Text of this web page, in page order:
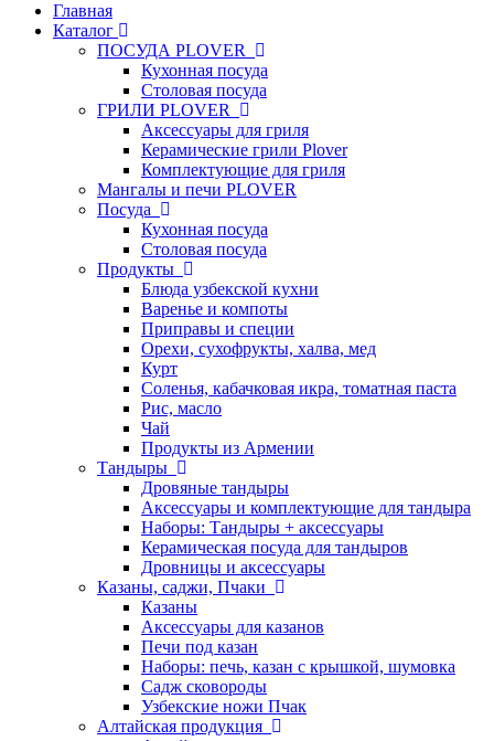
Главная
Каталог
ПОСУДА PLOVER
Кухонная посуда
Столовая посуда
ГРИЛИ PLOVER
Аксессуары для гриля
Керамические грили Plover
Комплектующие для гриля
Мангалы и печи PLOVER
Посуда
Кухонная посуда
Столовая посуда
Продукты
Блюда узбекской кухни
Варенье и компоты
Приправы и специи
Орехи, сухофрукты, халва, мед
Курт
Соленья, кабачковая икра, томатная паста
Рис, масло
Чай
Продукты из Армении
Тандыры
Дровяные тандыры
Аксессуары и комплектующие для тандыра
Наборы: Тандыры + аксессуары
Керамическая посуда для тандыров
Дровницы и аксессуары
Казаны, саджи, Пчаки
Казаны
Аксессуары для казанов
Печи под казан
Наборы: печь, казан с крышкой, шумовка
Садж сковороды
Узбекские ножи Пчак
Алтайская продукция